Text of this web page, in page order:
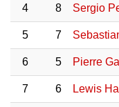
4 8 Sergio
5 7
6 5 Pierre
7 6 Lewis